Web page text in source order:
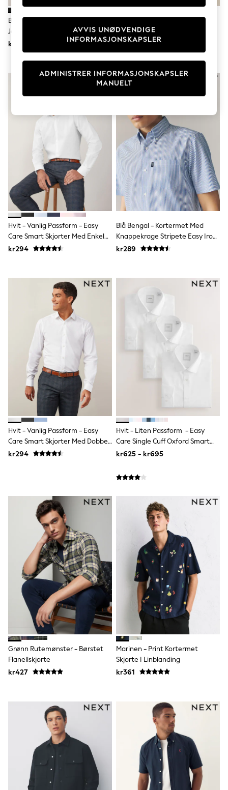
Tops
Dresses
Sandals & Sliders
Rash Vests
Sun Hats & Caps
All Occasionwear
All Partywear
Dresses
Cardigans
Skirts
Shop All Footwear
New In
Trainers
Pram Shoes
School Shoes
Slippers
Boots
Wellies
Wide Fit
All Underwear
New In
Robes
Sleepsuits
Socks & Tights
Blanket Hoodies
All Bags & Accessories
New In
Bags
Hats
Denim Jackets
Raincoats
Waterproof
Shackets
Puddlesuits
Pramsuits
Gilets
Fleeces
Teddy Borg
Puffers
Snowsuits
Peppa Pig
All Girls Sportwear
New In
Trainers
Hoodies & Sweatshirts
Leggings, Joggers & Shorts
Swim
adidas
All Girls Brands
adidas
Smiggle
Lipsy Girl
River Island
Boden
Frugi
Baker by Ted Baker
Monsoon
Occasionwear
Schoolwear
Partywear
Flower Girl
Swim
All Baby & Nursery
New in
Babygrows & Sleepsuits
Brun/Svart/Nøytral - Kortermet
Jersey Skjorter Med Reverskrage
3 Pakke
kr922
Rosa - Langermet - Signature
Basket Weave 100% Linskjorte
kr735
Hvit - Vanlig Passform - Easy
Care Smart Skjorter Med Enkel
Mansjett
kr294
Blå Bengal - Kortermet Med
Knappekrage Stripete Easy Iron
Oxford Skjorter
kr289
Hvit - Vanlig Passform - Easy
Care Smart Skjorter Med Dobbel
Mansjett
kr294
Hvit - Liten Passform - Easy
Care Single Cuff Oxford Smart
Skjorter 3 Pack
kr625 - kr695
Grønn Rutemønster - Børstet
Flanellskjorte
kr427
Marinen - Print Kortermet
Skjorte I Linblanding
kr361
ADMINISTRER INFORMASJONSKAPSLER
MANUELT
AVVIS UNØDVENDIGE
INFORMASJONSKAPSLER